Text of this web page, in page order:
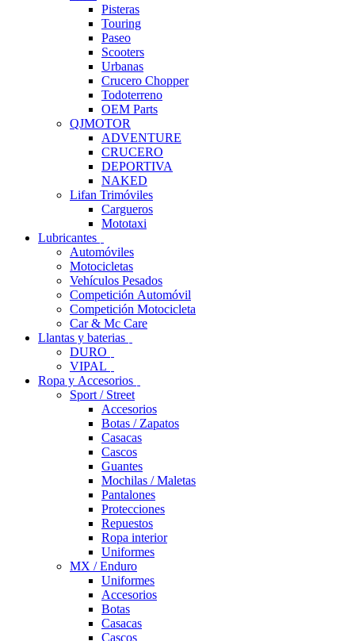
Pisteras
Touring
Paseo
Scooters
Urbanas
Crucero Chopper
Todoterreno
OEM Parts
QJMOTOR
ADVENTURE
CRUCERO
DEPORTIVA
NAKED
Lifan Trimóviles
Cargueros
Mototaxi
Lubricantes
Automóviles
Motocicletas
Vehículos Pesados
Competición Automóvil
Competición Motocicleta
Car & Mc Care
Llantas y baterias
DURO
VIPAL
Ropa y Accesorios
Sport / Street
Accesorios
Botas / Zapatos
Casacas
Cascos
Guantes
Mochilas / Maletas
Pantalones
Protecciones
Repuestos
Ropa interior
Uniformes
MX / Enduro
Uniformes
Accesorios
Botas
Casacas
Cascos